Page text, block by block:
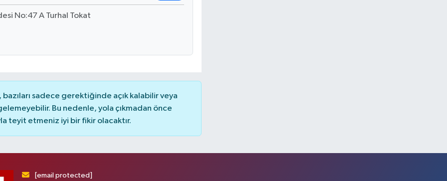
No:47 A Turhal Tokat
sadece gerektiğinde açık kalabilir veya
Bu nedenle, yola çıkmadan önce
teyit etmeniz iyi bir fikir olacaktır.
[email protected]